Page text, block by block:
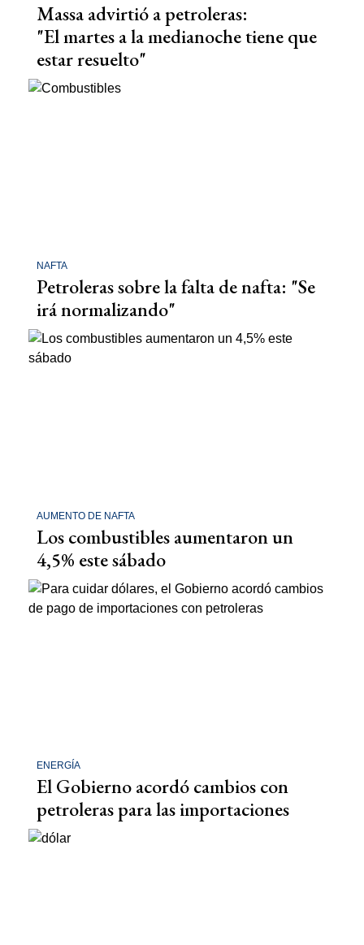
Massa advirtió a petroleras:
"El martes a la medianoche tiene que
estar resuelto"
NAFTA
Petroleras sobre la falta de nafta: "Se
irá normalizando"
AUMENTO DE NAFTA
Los combustibles aumentaron un
4,5% este sábado
ENERGÍA
El Gobierno acordó cambios con
petroleras para las importaciones